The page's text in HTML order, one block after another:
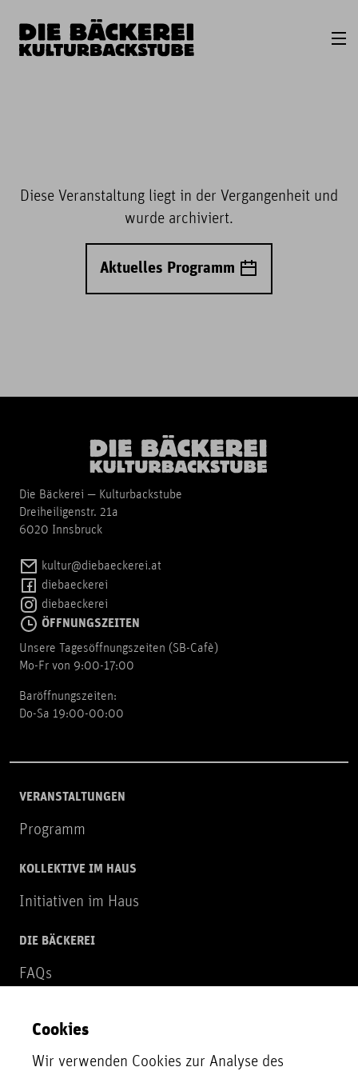
Diese Veranstaltung liegt in der Vergangenheit und
wurde archiviert.
Aktuelles Programm
Die Bäckerei — Kulturbackstube
Dreiheiligenstr. 21a
6020 Innsbruck
kultur@diebaeckerei.at
diebaeckerei
diebaeckerei
ÖFFNUNGSZEITEN
Unsere Tagesöffnungszeiten (SB-Cafè)
Mo-Fr von 9:00-17:00
Baröffnungszeiten:
Do-Sa 19:00-00:00
VERANSTALTUNGEN
Programm
KOLLEKTIVE IM HAUS
Initiativen im Haus
DIE BÄCKEREI
FAQs
NEWSLETTER
Zur Newsletter Anmeldung
Cookies
Wir verwenden Cookies zur Analyse des